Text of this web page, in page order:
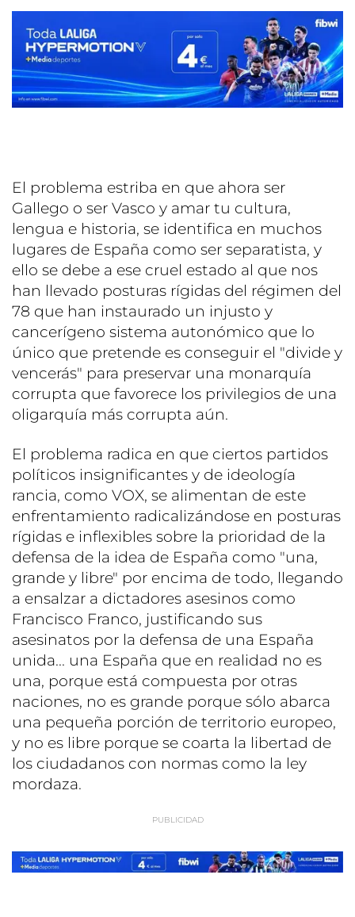
El problema estriba en que ahora ser
Gallego o ser Vasco y amar tu cultura,
lengua e historia, se identifica en muchos
lugares de España como ser separatista, y
ello se debe a ese cruel estado al que nos
han llevado posturas rígidas del régimen del
78 que han instaurado un injusto y
cancerígeno sistema autonómico que lo
único que pretende es conseguir el "divide y
vencerás" para preservar una monarquía
corrupta que favorece los privilegios de una
oligarquía más corrupta aún.
El problema radica en que ciertos partidos
políticos insignificantes y de ideología
rancia, como VOX, se alimentan de este
enfrentamiento radicalizándose en posturas
rígidas e inflexibles sobre la prioridad de la
defensa de la idea de España como "una,
grande y libre" por encima de todo, llegando
a ensalzar a dictadores asesinos como
Francisco Franco, justificando sus
asesinatos por la defensa de una España
unida... una España que en realidad no es
una, porque está compuesta por otras
naciones, no es grande porque sólo abarca
una pequeña porción de territorio europeo,
y no es libre porque se coarta la libertad de
los ciudadanos con normas como la ley
mordaza.